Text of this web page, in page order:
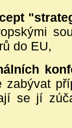
do EU,
zabývat
se jí